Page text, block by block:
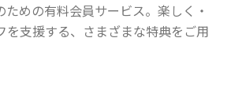
ための有料会員サービス。楽しく・
を支援する、さまざまな特典をご用